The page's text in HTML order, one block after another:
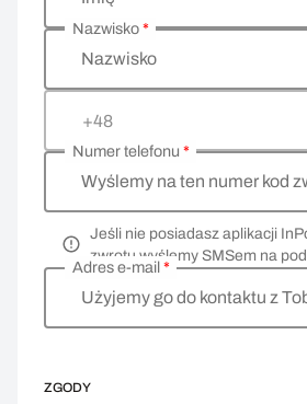
Nazwisko
Nazwisko*
+48
Wyślemy na ten numer kod
Numer telefonu *
Jeśli nie posiadasz aplikacji
zwrotu wyślemy SMSem na
Użyjemy go do kontaktu z
Adres e-mail *
ZGODY